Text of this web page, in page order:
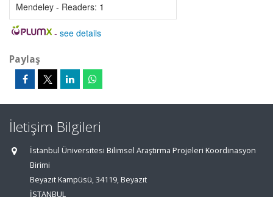
Mendeley - Readers: 1
- see details
Paylaş
İletişim Bilgileri
İstanbul Üniversitesi Bilimsel Araştırma Projeleri Koordinasyon
Birimi
Beyazıt Kampüsü, 34119, Beyazıt
İSTANBUL